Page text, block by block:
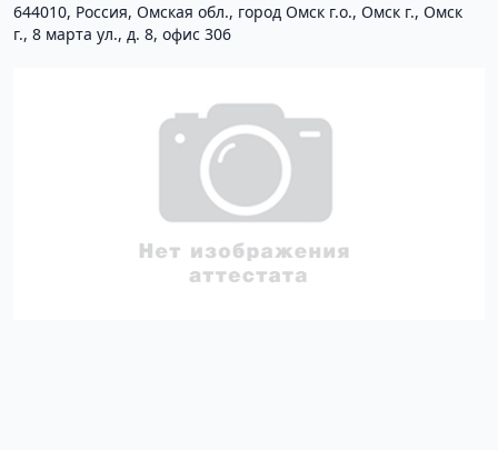
644010, Россия, Омская обл., город Омск г.о., Омск г., Омск
г., 8 марта ул., д. 8, офис 306